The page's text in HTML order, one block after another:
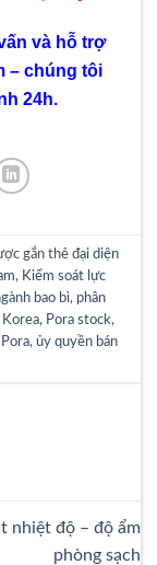
và hỗ trợ
– chúng tôi
24h.
gắn thẻ đại diện
, Kiểm soát lực
bao bì, phân
Korea, Pora stock,
, ủy quyền bán
nhiệt độ – độ ẩm
phòng sạch